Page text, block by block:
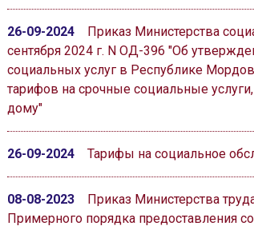
26-09-2024
Приказ Министерства
сентября 2024 г. N ОД-396 "Об
социальных услуг в Республике
тарифов на срочные социальные
дому"
26-09-2024 Тарифы на социальное
08-08-2023
Приказ Министерства
Примерного порядка предоставления